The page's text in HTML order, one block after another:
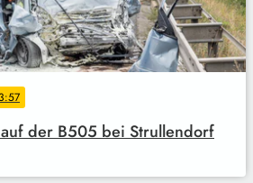
der B505 bei Strullendorf